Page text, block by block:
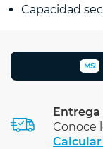
Capacidad
MSI
Conoce